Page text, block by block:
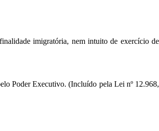
imigratória, nem intuito de exercício de
Poder Executivo. (Incluído pela Lei nº 12.968,